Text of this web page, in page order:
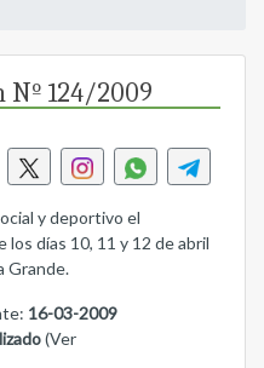
Nº 124/2009
y deportivo el
días 10, 11 y 12 de abril
Grande.
16-03-2009
(Ver